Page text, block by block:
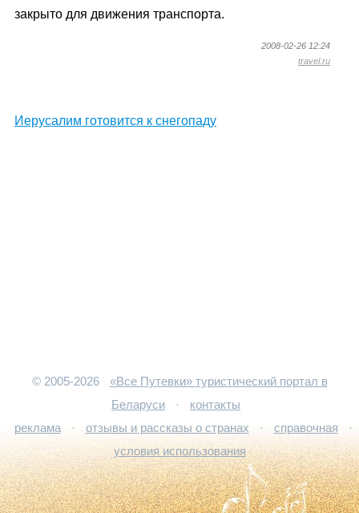
закрыто для движения транспорта.
2008-02-26 12:24
travel.ru
Иерусалим готовится к снегопаду
© 2005-2026
«Все Путевки» туристический портал в
Беларуси
·
контакты
реклама
· отзывы и рассказы о странах · справочная
·
условия использования